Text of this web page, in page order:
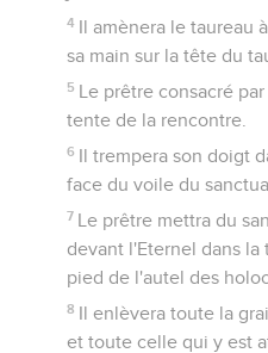
4
Il amènera le
sa main sur la tête du
5
Le prêtre consacré
tente de la rencontre.
6
Il trempera son doigt
face du voile du
7
Le prêtre mettra du
devant l'Eternel dans
pied de l'autel des
8
Il enlèvera toute la
et toute celle qui y est